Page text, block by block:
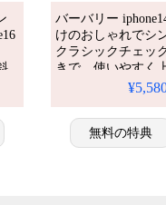
バーバリー
けのおしゃれでシ
クラシックチェッ
きで、使いやすく
力。アイフォン14/
無料の特典